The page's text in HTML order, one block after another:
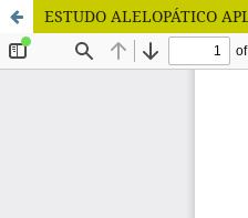
ESTUDO ALELOPÁTICO